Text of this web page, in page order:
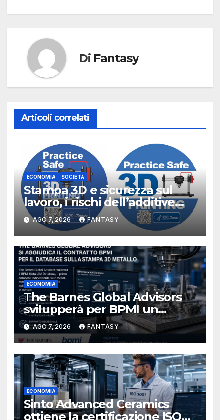
Di Fantasy
Articoli correlati
ECONOMIA SOCIETÀ
Stampa 3D e sicurezza sul
lavoro, i rischi dell’additive
manufacturing secondo
NIOSH
AGO 7, 2026 FANTASY
ECONOMIA
The Barnes Global Advisors
svilupperà per BPMI un
database per la stampa 3D
metallica destinata alla filiera
navale statunitense
AGO 7, 2026 FANTASY
ECONOMIA
Sinto Advanced Ceramics
ottiene la certificazione ISO